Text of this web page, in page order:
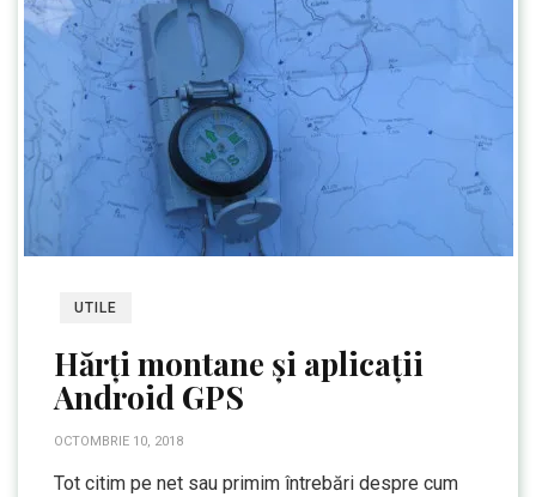
UTILE
Hărți montane și aplicații
Android GPS
OCTOMBRIE 10, 2018
Tot citim pe net sau primim întrebări despre cum